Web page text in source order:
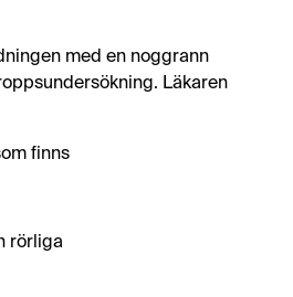
med en noggrann
Läkaren
finns
rörliga